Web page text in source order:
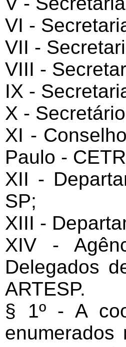
VI -
VII -
VIII -
IX -
X -
XI -
Paulo -
XII -
SP;
XIII -
XIV -
Delegados
ARTESP.
§ 1º - A